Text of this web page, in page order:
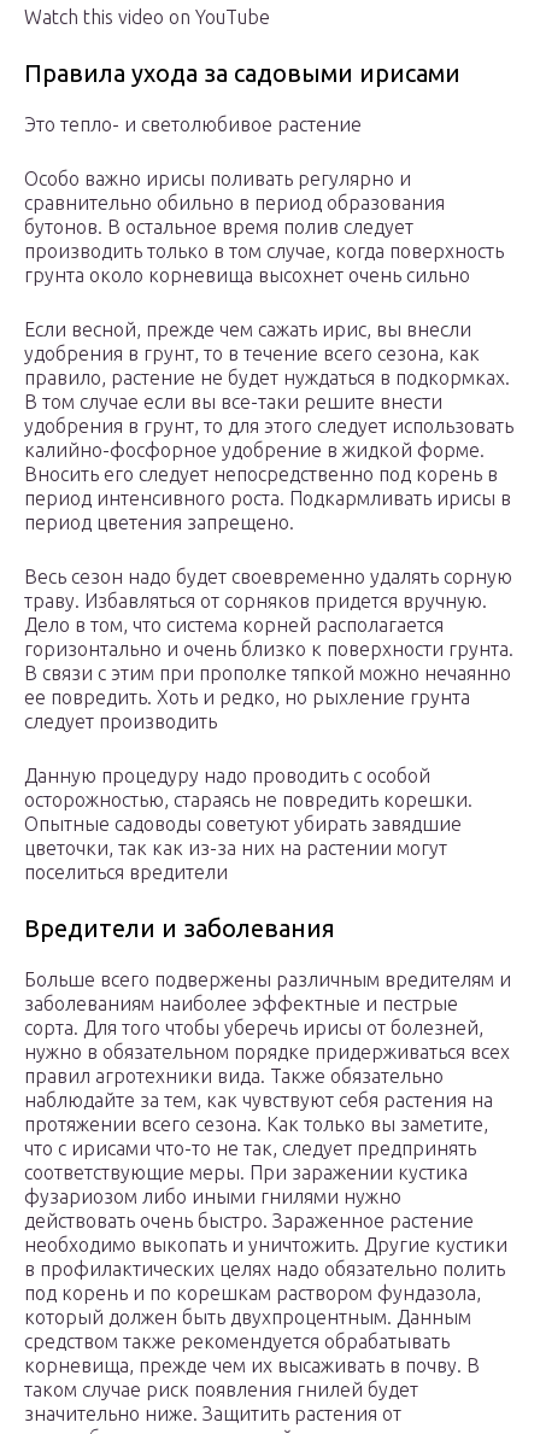
Watch this video on YouTube
Правила ухода за садовыми ирисами
Это тепло- и светолюбивое растение
Особо важно ирисы поливать регулярно и
сравнительно обильно в период образования
бутонов. В остальное время полив следует
производить только в том случае, когда поверхность
грунта около корневища высохнет очень сильно
Если весной, прежде чем сажать ирис, вы внесли
удобрения в грунт, то в течение всего сезона, как
правило, растение не будет нуждаться в подкормках.
В том случае если вы все-таки решите внести
удобрения в грунт, то для этого следует использовать
калийно-фосфорное удобрение в жидкой форме.
Вносить его следует непосредственно под корень в
период интенсивного роста. Подкармливать ирисы в
период цветения запрещено.
Весь сезон надо будет своевременно удалять сорную
траву. Избавляться от сорняков придется вручную.
Дело в том, что система корней располагается
горизонтально и очень близко к поверхности грунта.
В связи с этим при прополке тяпкой можно нечаянно
ее повредить. Хоть и редко, но рыхление грунта
следует производить
Данную процедуру надо проводить с особой
осторожностью, стараясь не повредить корешки.
Опытные садоводы советуют убирать завядшие
цветочки, так как из-за них на растении могут
поселиться вредители
Вредители и заболевания
Больше всего подвержены различным вредителям и
заболеваниям наиболее эффектные и пестрые
сорта. Для того чтобы уберечь ирисы от болезней,
нужно в обязательном порядке придерживаться всех
правил агротехники вида. Также обязательно
наблюдайте за тем, как чувствуют себя растения на
протяжении всего сезона. Как только вы заметите,
что с ирисами что-то не так, следует предпринять
соответствующие меры. При заражении кустика
фузариозом либо иными гнилями нужно
действовать очень быстро. Зараженное растение
необходимо выкопать и уничтожить. Другие кустики
в профилактических целях надо обязательно полить
под корень и по корешкам раствором фундазола,
который должен быть двухпроцентным. Данным
средством также рекомендуется обрабатывать
корневища, прежде чем их высаживать в почву. В
таком случае риск появления гнилей будет
значительно ниже. Защитить растения от